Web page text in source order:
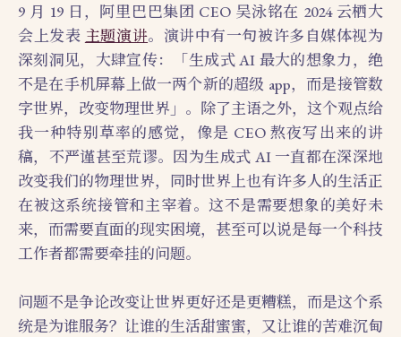
9 月 19 日，阿里巴巴集团 CEO 吴泳铭在 2024 云栖大
会上发表 主题演讲。演讲中有一句被许多自媒体视为
深刻洞见，大肆宣传：「生成式 AI 最大的想象力，绝
不是在手机屏幕上做一两个新的超级 app，而是接管数
字世界，改变物理世界」。除了主语之外，这个观点给
我一种特别草率的感觉，像是 CEO 熬夜写出来的讲
稿，不严谨甚至荒谬。因为生成式 AI 一直都在深深地
改变我们的物理世界，同时世界上也有许多人的生活正
在被这系统接管和主宰着。这不是需要想象的美好未
来，而需要直面的现实困境，甚至可以说是每一个科技
工作者都需要牵挂的问题。
问题不是争论改变让世界更好还是更糟糕，而是这个系
统是为谁服务？让谁的生活甜蜜蜜，又让谁的苦难沉甸